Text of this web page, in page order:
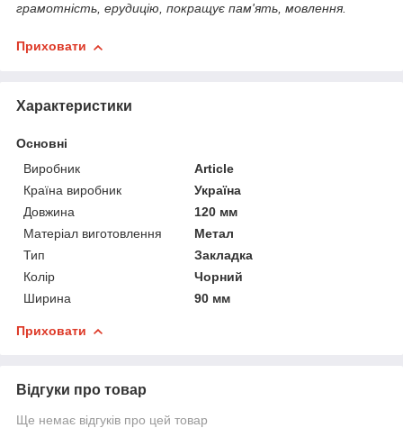
грамотність, ерудицію, покращує пам'ять, мовлення.
Приховати
Характеристики
Основні
Виробник
Article
Країна виробник
Україна
Довжина
120 мм
Матеріал виготовлення
Метал
Тип
Закладка
Колір
Чорний
Ширина
90 мм
Приховати
Відгуки про товар
Ще немає відгуків про цей товар